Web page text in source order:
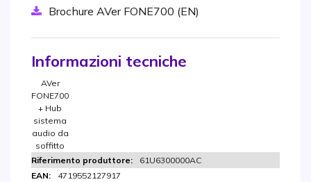
Brochure AVer FONE700 (EN)
Informazioni tecniche
AVer
FONE700
+ Hub
sistema
audio da
soffitto
61U6300000AC
4719552127917